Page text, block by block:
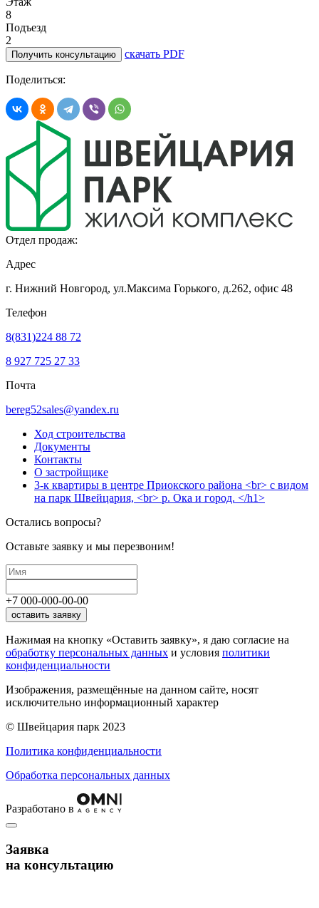
8
Подъезд
2
Получить консультацию скачать PDF
Поделиться:
Отдел продаж:
Адрес
г. Нижний Новгород, ул.Максима Горького, д.262, офис 48
Телефон
8(831)224 88 72
8 927 725 27 33
Почта
bereg52sales@yandex.ru
Ход строительства
Документы
Контакты
О застройщике
3-к квартиры в центре Приокского района <br> с видом
на парк Швейцария, <br> р. Ока и город. </h1>
Остались вопросы?
Оставьте заявку и мы перезвоним!
+7 000-000-00-00
оставить заявку
Нажимая на кнопку «Оставить заявку», я даю согласие на
обработку персональных данных и условия политики
конфиденциальности
Изображения, размещённые на данном сайте, носят
исключительно информационный характер
© Швейцария парк 2023
Политика конфиденциальности
Обработка персональных данных
Разработано в
Заявка
на консультацию